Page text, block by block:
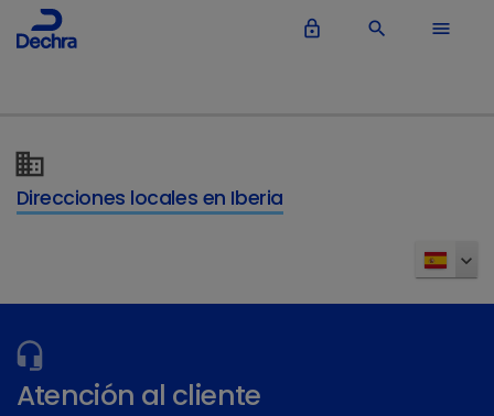
lock_outline search menu
Direcciones locales en Iberia
Atención al cliente